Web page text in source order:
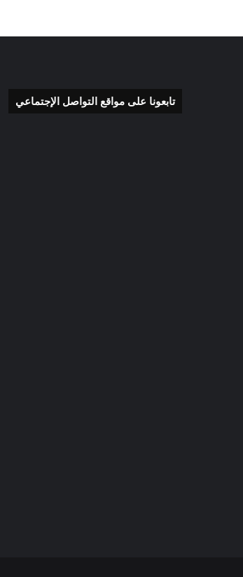
تابعونا على مواقع التواصل الإجتماعي